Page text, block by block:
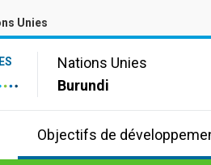
Unies
Nations Unies
Burundi
Objectifs de